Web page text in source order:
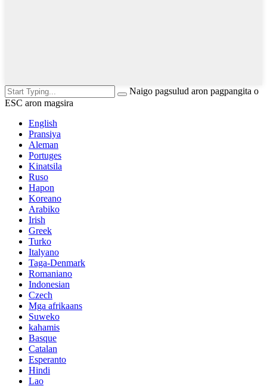
Naigo pagsulud aron pagpangita o
ESC aron magsira
English
Pransiya
Aleman
Portuges
Kinatsila
Ruso
Hapon
Koreano
Arabiko
Irish
Greek
Turko
Italyano
Taga-Denmark
Romaniano
Indonesian
Czech
Mga afrikaans
Suweko
kahamis
Basque
Catalan
Esperanto
Hindi
Lao